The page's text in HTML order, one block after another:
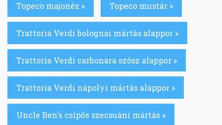
Topeco majonéz » Topeco mustár »
Trattoria Verdi bolognai mártás alappor »
Trattoria Verdi carbonara szósz alappor »
Trattoria Verdi nápolyi mártás alappor »
Uncle Ben's csípős szecsuáni mártás »